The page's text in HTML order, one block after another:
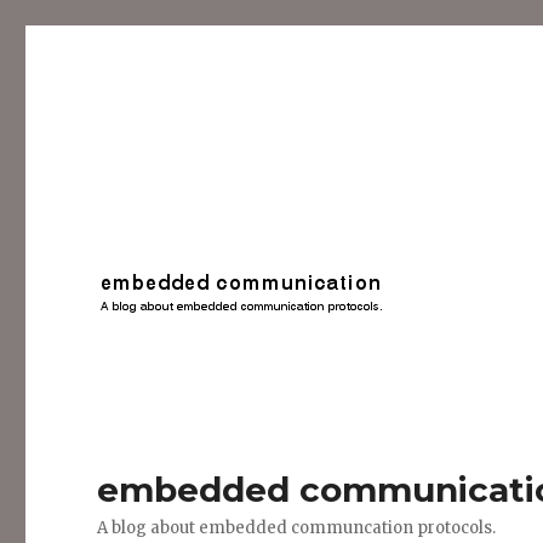
embedded
A blog about embedded communcation protocols.